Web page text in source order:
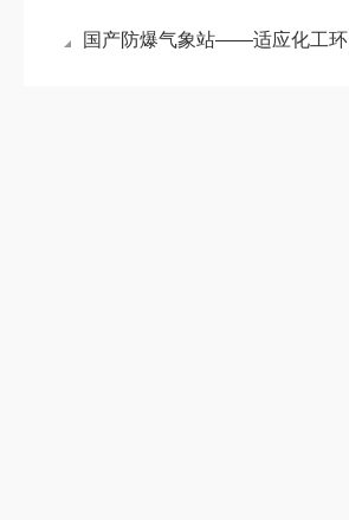
国产防爆气象站——适应化工环境需求的化工厂气象站直送2024全+境+派+送